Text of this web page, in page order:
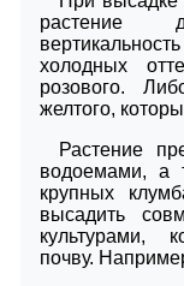
растение
холодных
розового.
желтого,
Растение
водоемами, а
крупных
высадить
культурами,
почву.